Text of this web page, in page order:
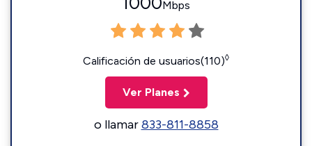
Mbps
Calificación de usuarios(110)◊
Ver Planes
o llamar833-811-8858